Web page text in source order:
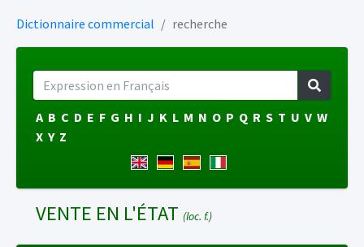
Dictionnaire commercial recherche
A B C D E F G H I J K L M N O P Q R S T U V W
X Y Z
VENTE EN L'ÉTAT (loc. f.)